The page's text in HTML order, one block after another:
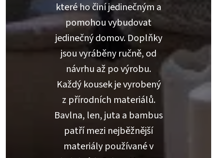
které ho činí jedinečným a
pomohou vybudovat
jedinečný domov. Doplňky
jsou vyráběny ručně, od
návrhu až po výrobu.
Každý kousek je vyrobený
z přírodních materiálů.
Bavlna, len, juta a bambus
patří mezi nejběžnější
materiály používané v